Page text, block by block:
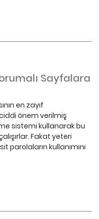
Sayfalara
en zayıf
önem verilmiş
sistemi kullanarak bu
Fakat yeteri
kullanımını